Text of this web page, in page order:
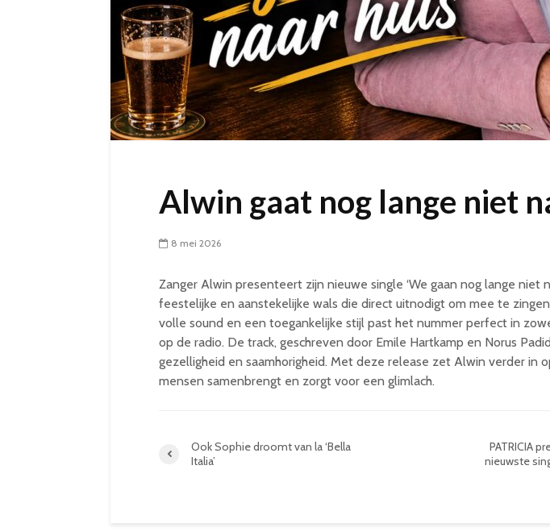
Alwin gaat nog lange niet
8 mei 2026
Zanger Alwin presenteert zijn nieuwe single ‘We gaan nog lange niet
feestelijke en aanstekelijke wals die direct uitnodigt om mee te
volle sound en een toegankelijke stijl past het nummer perfect in
op de radio. De track, geschreven door Emile Hartkamp en Norus
gezelligheid en saamhorigheid. Met deze release zet Alwin verder in
mensen samenbrengt en zorgt voor een glimlach.
Ook Sophie droomt van la ‘Bella
Italia’
PATRICIA
nieuwste